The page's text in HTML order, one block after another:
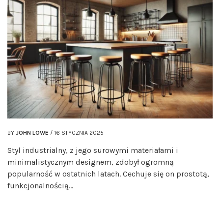
BY JOHN LOWE / 16 STYCZNIA 2025
Styl industrialny, z jego surowymi materiałami i
minimalistycznym designem, zdobył ogromną
popularność w ostatnich latach. Cechuje się on prostotą,
funkcjonalnością…